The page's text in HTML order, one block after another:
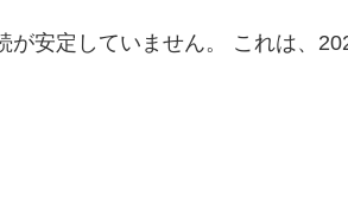
安定していません。 これは、